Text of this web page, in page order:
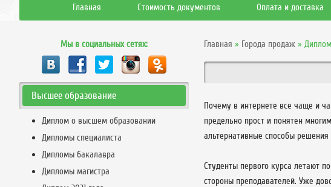
Главная Стоимость документов Оплата и доставка
Главная » Города продаж »
Почему в интернете все чаще и
предельно прост и понятен
альтернативные способы решения
Студенты первого курса летают
стороны преподавателей. Уже
Мы в социальных сетях:
Высшее образование
Диплом о высшем образовании
Дипломы специалиста
Дипломы бакалавра
Дипломы магистра